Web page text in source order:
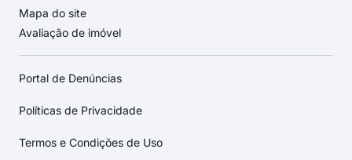
Mapa do site
Avaliação de imóvel
Portal de Denúncias
Políticas de Privacidade
Termos e Condições de Uso